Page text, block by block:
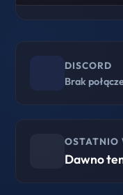
DISCORD
Brak
OSTATNIO
Dawno